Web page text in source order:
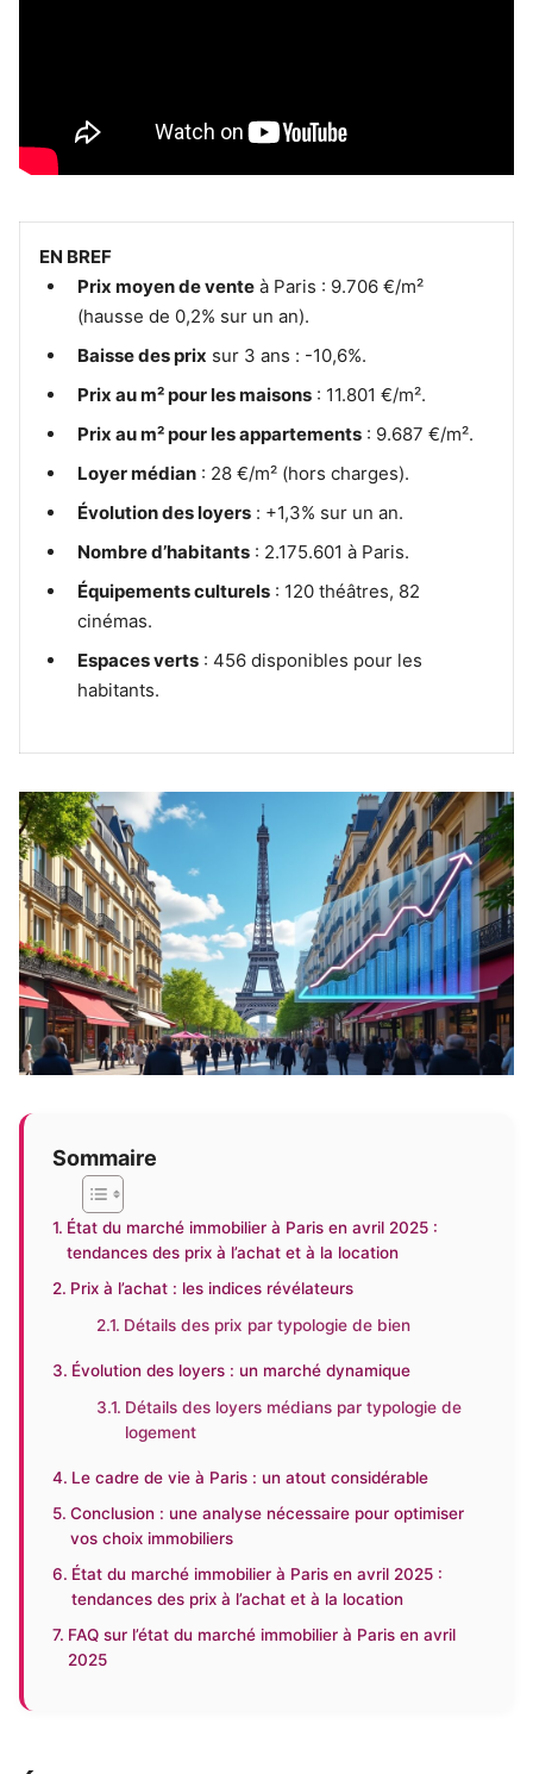
EN BREF
Prix moyen de vente à Paris : 9.706 €/m²
(hausse de 0,2% sur un an).
Baisse des prix sur 3 ans : -10,6%.
Prix au m² pour les maisons : 11.801 €/m².
Prix au m² pour les appartements : 9.687 €/m².
Loyer médian : 28 €/m² (hors charges).
Évolution des loyers : +1,3% sur un an.
Nombre d’habitants : 2.175.601 à Paris.
Équipements culturels : 120 théâtres, 82
cinémas.
Espaces verts : 456 disponibles pour les
habitants.
Sommaire
État du marché immobilier à Paris en avril 2025 :
tendances des prix à l’achat et à la location
Prix à l’achat : les indices révélateurs
Détails des prix par typologie de bien
Évolution des loyers : un marché dynamique
Détails des loyers médians par typologie de
logement
Le cadre de vie à Paris : un atout considérable
Conclusion : une analyse nécessaire pour optimiser
vos choix immobiliers
État du marché immobilier à Paris en avril 2025 :
tendances des prix à l’achat et à la location
FAQ sur l’état du marché immobilier à Paris en avril
2025